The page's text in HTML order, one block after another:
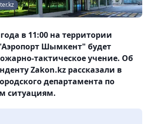
в 11:00 на территории
Шымкент" будет
тактическое учение. Об
Zakon.kz рассказали в
департамента по
ситуациям.